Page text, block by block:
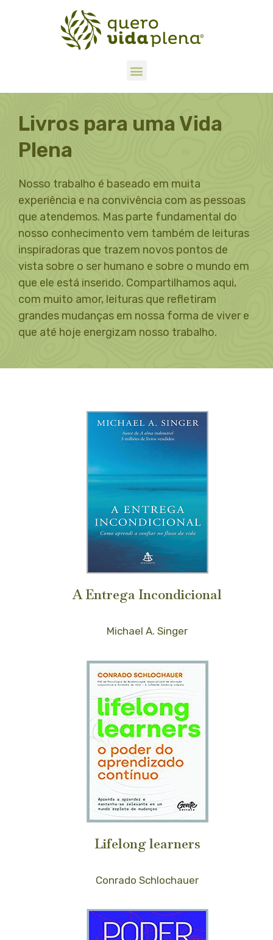
Livros para uma Vida
Plena
Nosso trabalho é baseado em muita
experiência e na convivência com as pessoas
que atendemos. Mas parte fundamental do
nosso conhecimento vem também de leituras
inspiradoras que trazem novos pontos de
vista sobre o ser humano e sobre o mundo em
que ele está inserido. Compartilhamos aqui,
com muito amor, leituras que refletiram
grandes mudanças em nossa forma de viver e
que até hoje energizam nosso trabalho.
A Entrega Incondicional
Michael A. Singer
Lifelong learners
Conrado Schlochauer